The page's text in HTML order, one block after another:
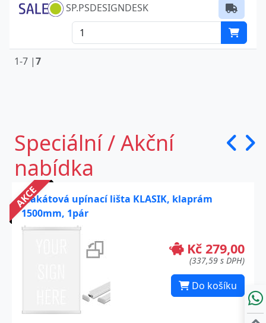
SP.PSDESIGNDESK
1-7 |7
Speciální / Akční
nabídka
AKCE
Plakátová upínací lišta KLASIK, klaprám
1500mm, 1pár
Kč 279,00
(337,59 s DPH)
Do košíku